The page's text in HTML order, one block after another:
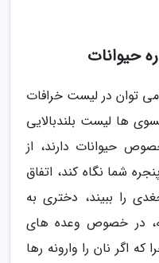
حیوانات
توان در لیست خرافات
ها لیست بلندبالایی
حیوانات دارند، از
شما نگاه کند، اتفاق
را ببیند، دختری به
در خصوص وعده های
اگر نان را وارونه رها